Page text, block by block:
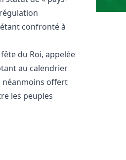
confronté à
du Roi, appelée
au calendrier
néanmoins offert
les peuples